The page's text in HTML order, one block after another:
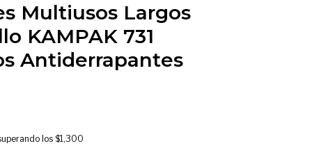
Multiusos Largos
KAMPAK 731
Antiderrapantes
los $1,300